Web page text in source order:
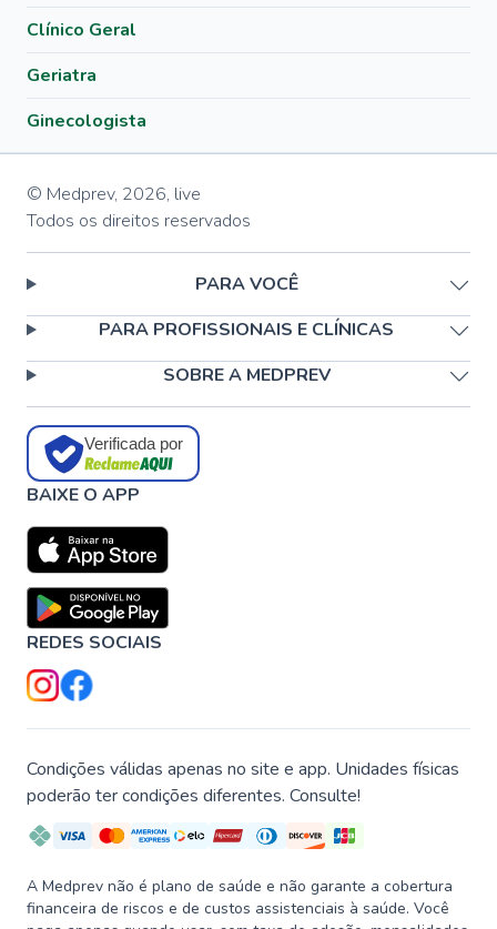
Clínico Geral
Geriatra
Ginecologista
© Medprev, 2026, live
Todos os direitos reservados
PARA VOCÊ
PARA PROFISSIONAIS E CLÍNICAS
SOBRE A MEDPREV
Verificada por
BAIXE O APP
REDES SOCIAIS
Condições válidas apenas no site e app. Unidades físicas
poderão ter condições diferentes. Consulte!
A Medprev não é plano de saúde e não garante a cobertura
financeira de riscos e de custos assistenciais à saúde. Você